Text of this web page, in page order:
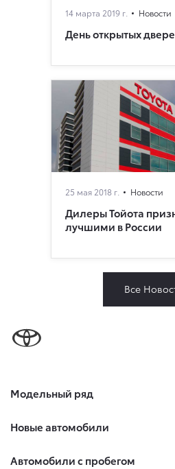
14 марта 2019 г. Новости
День открытых
25 мая 2018 г. Новости
Дилеры Тойота
лучшими в России
Все
Модельный ряд
Новые автомобили
Автомобили с пробегом